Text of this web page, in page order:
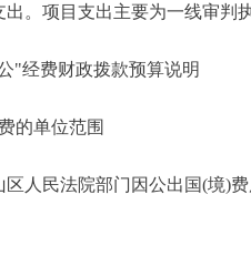
出。项目支出主要为一线审判
费财政拨款预算说明
单位范围
民法院部门因公出国(境)费